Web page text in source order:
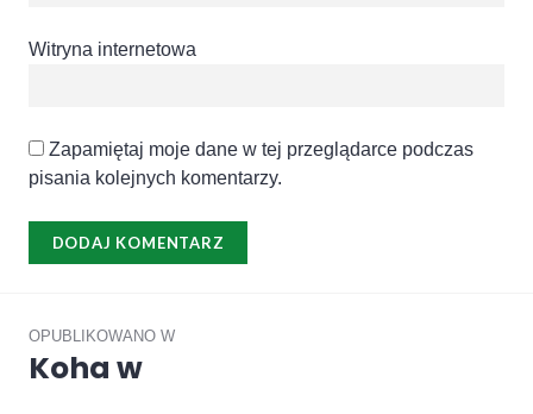
Witryna internetowa
Zapamiętaj moje dane w tej przeglądarce podczas
pisania kolejnych komentarzy.
wpisu
OPUBLIKOWANO W
Koha w